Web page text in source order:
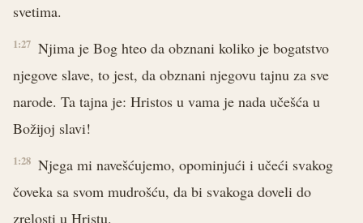
svetima.
1:27 Njima je Bog hteo da obznani koliko je bogatstvo
njegove slave, to jest, da obznani njegovu tajnu za sve
narode. Ta tajna je: Hristos u vama je nada učešća u
Božijoj slavi!
1:28 Njega mi navešćujemo, opominjući i učeći svakog
čoveka sa svom mudrošću, da bi svakoga doveli do
zrelosti u Hristu.